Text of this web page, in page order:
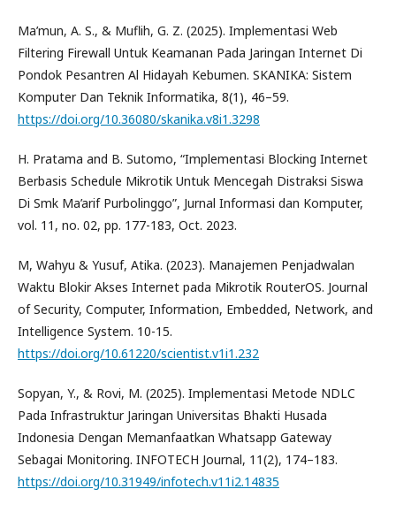
Ma’mun, A. S., & Muflih, G. Z. (2025). Implementasi Web
Filtering Firewall Untuk Keamanan Pada Jaringan Internet Di
Pondok Pesantren Al Hidayah Kebumen. SKANIKA: Sistem
Komputer Dan Teknik Informatika, 8(1), 46–59.
https://doi.org/10.36080/skanika.v8i1.3298
H. Pratama and B. Sutomo, “Implementasi Blocking Internet
Berbasis Schedule Mikrotik Untuk Mencegah Distraksi Siswa
Di Smk Ma’arif Purbolinggo”, Jurnal Informasi dan Komputer,
vol. 11, no. 02, pp. 177-183, Oct. 2023.
M, Wahyu & Yusuf, Atika. (2023). Manajemen Penjadwalan
Waktu Blokir Akses Internet pada Mikrotik RouterOS. Journal
of Security, Computer, Information, Embedded, Network, and
Intelligence System. 10-15.
https://doi.org/10.61220/scientist.v1i1.232
Sopyan, Y., & Rovi, M. (2025). Implementasi Metode NDLC
Pada Infrastruktur Jaringan Universitas Bhakti Husada
Indonesia Dengan Memanfaatkan Whatsapp Gateway
Sebagai Monitoring. INFOTECH Journal, 11(2), 174–183.
https://doi.org/10.31949/infotech.v11i2.14835